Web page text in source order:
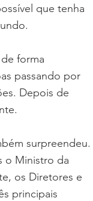
que tenha
forma
passando por
Depois de
surpreendeu.
o Ministro da
os Diretores e
principais